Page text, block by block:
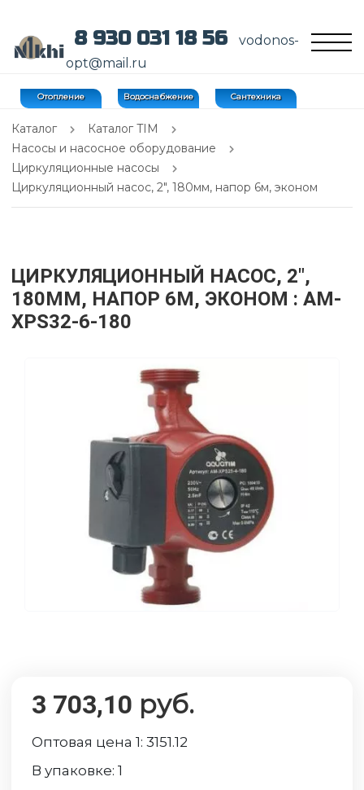
8 930 031 18 56
vodonos-
opt@mail.ru
Отопление Водоснабжение Сантехника
Каталог
Каталог TIM
Насосы и насосное оборудование
Циркуляционные насосы
Циркуляционный насос, 2", 180мм, напор 6м, эконом
ЦИРКУЛЯЦИОННЫЙ НАСОС, 2",
180ММ, НАПОР 6М, ЭКОНОМ : AM-
XPS32-6-180
3 703,10 руб.
Оптовая цена 1:3151.12
В упаковке:1